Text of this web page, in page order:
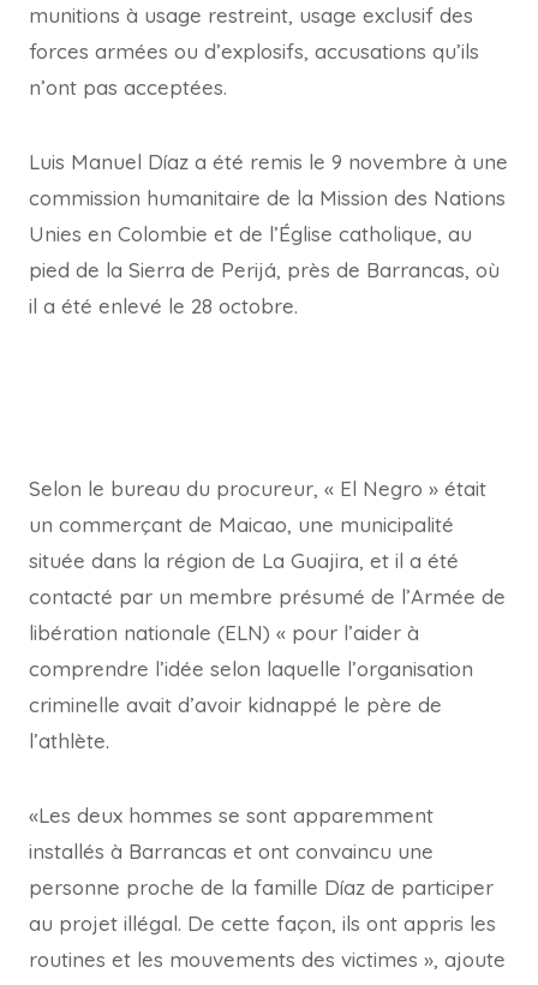
munitions à usage restreint, usage exclusif des
forces armées ou d’explosifs, accusations qu’ils
n’ont pas acceptées.
Luis Manuel Díaz a été remis le 9 novembre à une
commission humanitaire de la Mission des Nations
Unies en Colombie et de l’Église catholique, au
pied de la Sierra de Perijá, près de Barrancas, où
il a été enlevé le 28 octobre.
Selon le bureau du procureur, « El Negro » était
un commerçant de Maicao, une municipalité
située dans la région de La Guajira, et il a été
contacté par un membre présumé de l’Armée de
libération nationale (ELN) « pour l’aider à
comprendre l’idée selon laquelle l’organisation
criminelle avait d’avoir kidnappé le père de
l’athlète.
«Les deux hommes se sont apparemment
installés à Barrancas et ont convaincu une
personne proche de la famille Díaz de participer
au projet illégal. De cette façon, ils ont appris les
routines et les mouvements des victimes », ajoute